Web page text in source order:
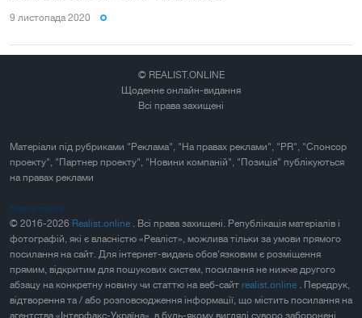
9 листопада 2020
© REALIST.ONLINE
Щоденне онлайн-видання
Всі права захищені
Матеріали під рубриками "Реклама", "На правах реклами", "PR", "Спонсор
проекту", "Партнер проекту", "Новини компаній", "Позиція" публікуються
на правах реклами
Карта сайта
© 2016-2026 Realist.online
. Всі права захищені. Републікація матеріалів і
фотографій, які є власністю «Реаліст», можлива тільки за умови прямого
посилання на сайт. Для інтернет-видань обов'язковим є розміщення
прямим, відкритим для пошукових систем, посилання не нижче другого
абзацу на конкретну новину чи статтю на веб-сайт realist.online
. Передрук,
відтворення та / або розповсюдження інформації, що містить посилання на
агентства «Інтерфакс-Україна», в будь-якому вигляді суворо заборонені.